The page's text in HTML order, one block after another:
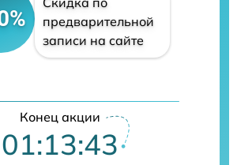
предварительной
записи на сайте
Конец акции
01:13:42